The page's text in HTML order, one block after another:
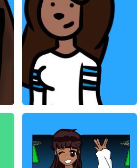
Fan Art by PeterStark000
PeterStark000
05/01/2020